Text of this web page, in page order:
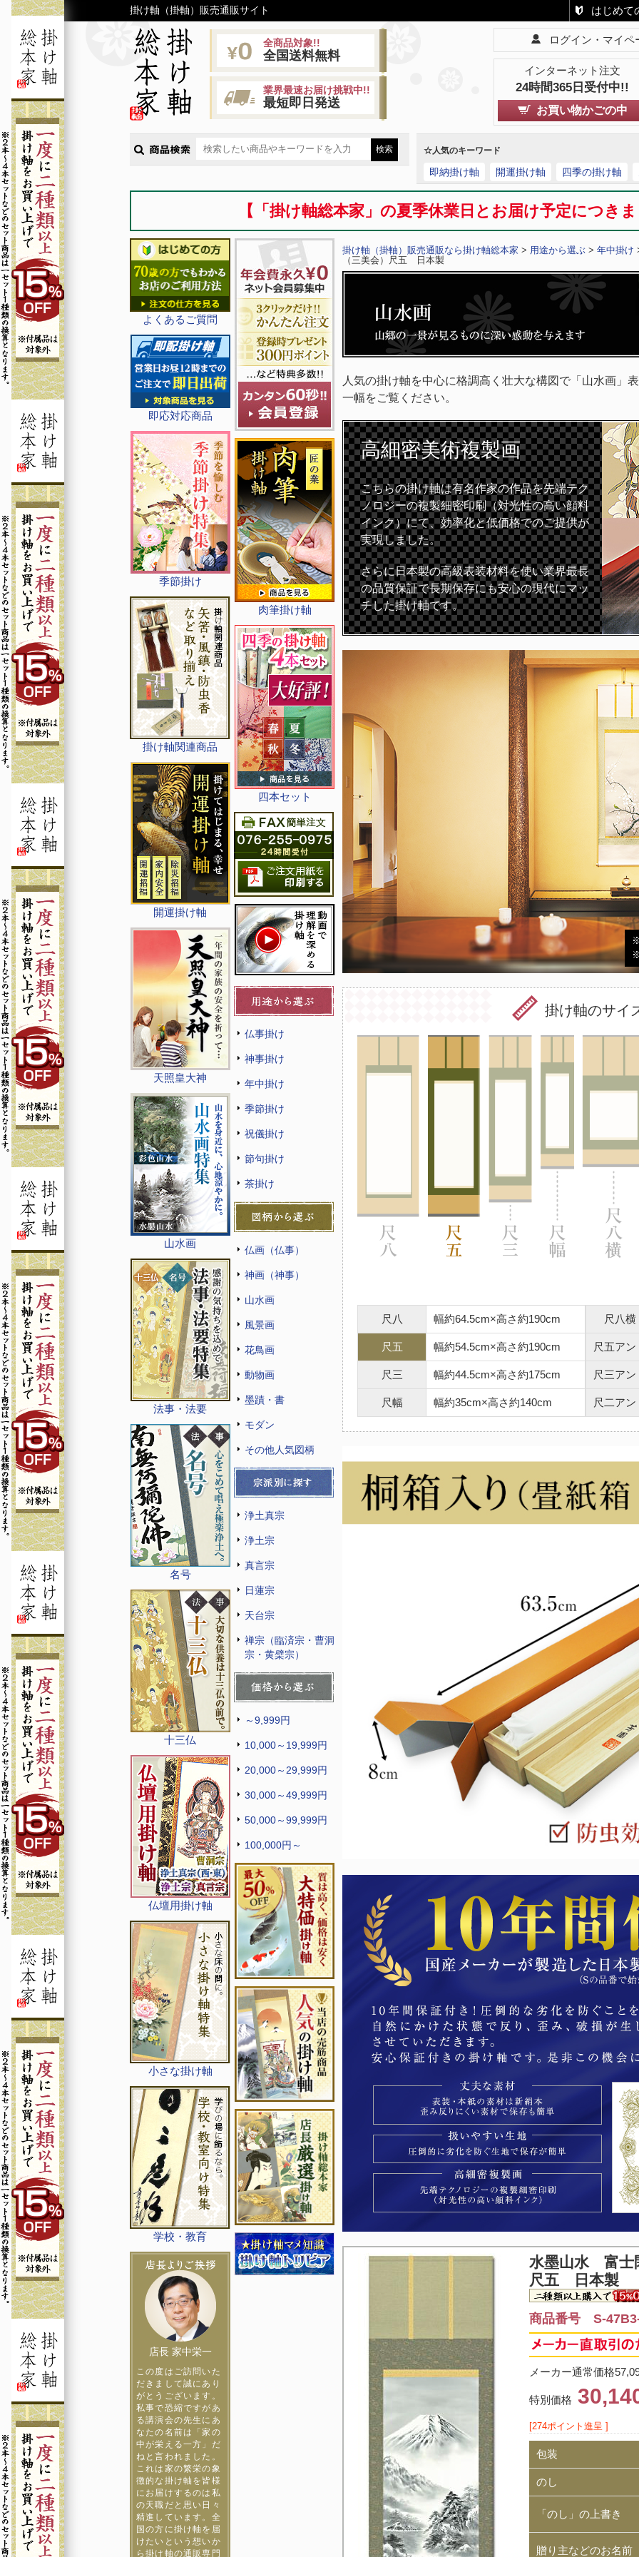
掛け軸（掛軸）販売通販サイト はじめて
全商品対象!!
全国送料無料
業界最速お届け挑戦中!!
最短即日発送
ログイン・マイペ
インターネット注文
24時間365日受付中!!
お買い物かごの中
☆人気のキーワード
即納掛け軸 開運掛け軸 四季の掛け軸
【「掛け軸総本家」の夏季休業日とお届け予定につ
よくあるご質問
即応対応商品
季節掛け
掛け軸関連商品
開運掛け軸
天照皇大神
山水画
法事・法要
名号
十三仏
仏壇用掛け軸
小さな掛け軸
学校・教育
店長 家中栄一
この度はご訪問いた
だきまして誠にあり
がとうございます。
私事で恐縮ですがあ
る講演会の先生にあ
なたの名前は「家の
中が栄える一方」だ
ねと言われました。
これは家の繁栄の象
徴的な掛け軸を皆様
にお届けするのは私
の天職だと思い日々
精進しています。全
国の方に掛け軸を届
けたいという想いか
ら掛け軸の通販専門
肉筆掛け軸
四本セット
仏事掛け
神事掛け
年中掛け
季節掛け
祝儀掛け
節句掛け
茶掛け
仏画（仏事）
神画（神事）
山水画
風景画
花鳥画
動物画
墨蹟・書
モダン
その他人気図柄
浄土真宗
浄土宗
真言宗
日蓮宗
天台宗
禅宗（臨済宗・曹洞
宗・黄檗宗）
～9,999円
10,000～19,999円
20,000～29,999円
30,000～49,999円
50,000～99,999円
100,000円～
掛け軸（掛軸）販売通販なら掛け軸総本家 > 用途から選ぶ > 年中掛け
（三美会）尺五 日本製
人気の掛け軸を中心に格調高く壮大な構図で「山水画」
一幅をご覧ください。
高細密美術複製画
こちらの掛け軸は有名作家の作品を先端テク
ノロジーの複製細密印刷（対光性の高い顔料
インク）にて、効率化と低価格でのご提供が
実現しました。
さらに日本製の高級表装材料を使い業界最長
の品質保証で長期保存にも安心の現代にマッ
チした掛け軸です。
掛け軸のサイ
尺八 幅約64.5cm×高さ約190cm
尺五 幅約54.5cm×高さ約190cm
尺三 幅約44.5cm×高さ約175cm
尺幅 幅約35cm×高さ約140cm
尺八横
尺五アン
尺三アン
尺二アン
水墨山水 富士
尺五 日本製
商品番号 S-
メーカー通常価格
特別価格
[274ポイント進呈 ]
包装
のし
「のし」の上書き
贈り主などのお名前